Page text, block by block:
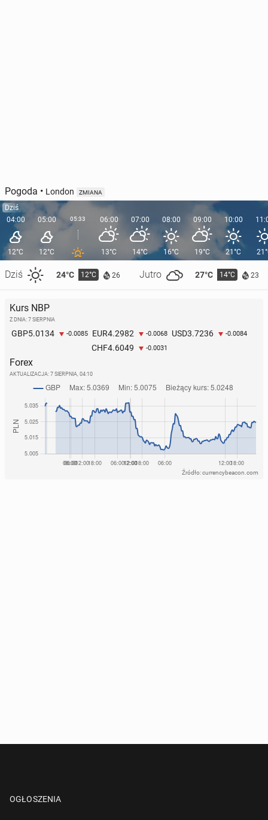
Pogoda • London ZMIANA
Dziś
04:00
12°C
Dziś 24°C 12°C 26 Jutro 27°C 14°C 23
05:00
12°C
05:33 06:00
13°C
07:00
14°C
08:00
16°C
09:00
19°C
10:00
21°C
Kurs NBP
Z DNIA: 7 SIERPNIA
GBP5.0134 -0.0085 EUR4.2982 -0.0068 USD3.7236 -0.0084
CHF4.6049 -0.0031
Forex
AKTUALIZACJA: 7 SIERPNIA, 04:10
Źródło: currencybeacon.com
OGŁOSZENIA